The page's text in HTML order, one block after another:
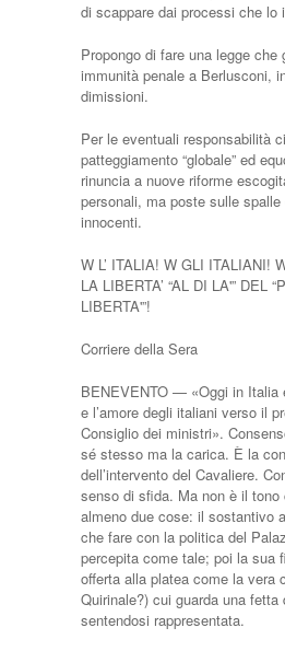
di scappare dai processi che lo
Propongo di fare una legge che
immunità penale a Berlusconi,
dimissioni.
Per le eventuali responsabilità
patteggiamento “globale” ed
rinuncia a nuove riforme
personali, ma poste sulle
innocenti.
W L’ ITALIA! W GLI ITALIANI!
LA LIBERTA’ “AL DI LA'” DEL
LIBERTA'”!
Corriere della Sera
BENEVENTO — «Oggi in Italia
e l’amore degli italiani verso il
Consiglio dei ministri».
sé stesso ma la carica. È la
dell’intervento del Cavaliere.
senso di sfida. Ma non è il
almeno due cose: il sostantivo
che fare con la politi­ca del
percepita come tale; poi la sua
offerta alla platea come la vera
Quirinale?) cui guarda una fetta
sentendosi rappresentata.